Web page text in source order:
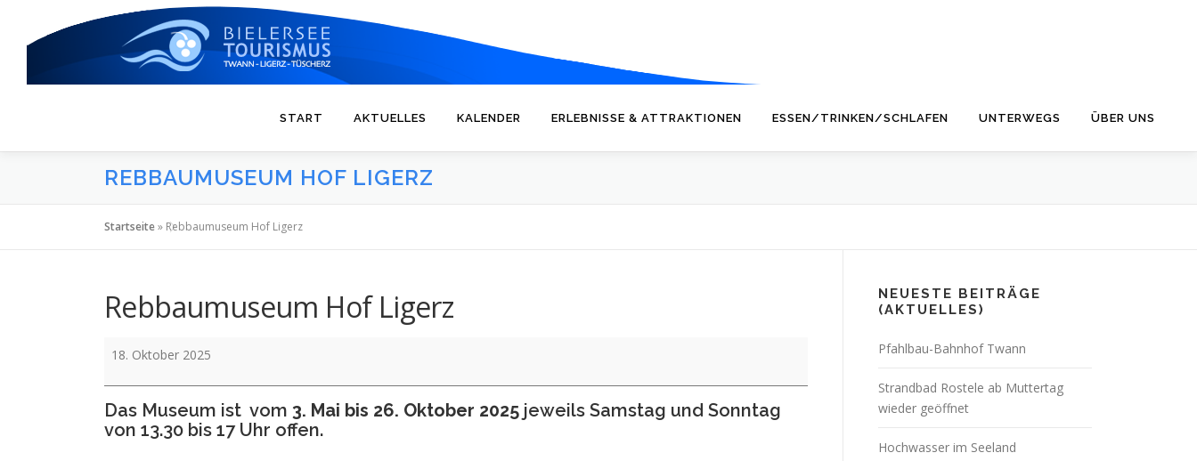
springen
START AKTUELLES KALENDER ERLEBNISSE & ATTRAKTIONEN ESSEN/TRINKEN/SCHLAFEN UNTERWEGS ÜBER UNS
REBBAUMUSEUM HOF LIGERZ
Startseite» Rebbaumuseum Hof Ligerz
Rebbaumuseum Hof Ligerz
Rebbaumuseum
Ligerz
18. Oktober 2025
Das Museum ist vom 3. Mai bis 26. Oktober 2025 jeweils Samstag und Sonntag
von 13.30 bis 17 Uhr offen.
NEUESTE BEITRÄGE
(AKTUELLES)
Pfahlbau-Bahnhof Twann
Strandbad Rostele ab Muttertag
wieder geöffnet
Hochwasser im Seeland